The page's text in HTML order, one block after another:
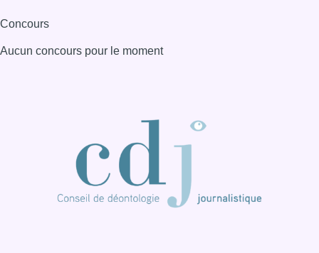
Concours
Aucun concours pour le moment